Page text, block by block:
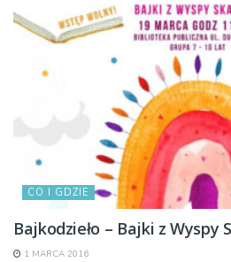
CO I GDZIE
Bajkodzieło – Bajki z Wyspy
1 MARCA 2016